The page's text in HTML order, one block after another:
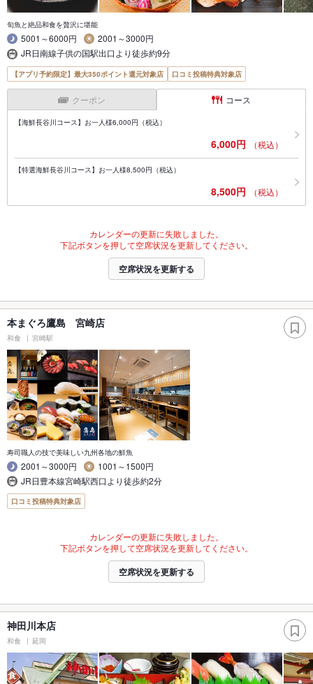
旬魚と絶品和食を贅沢に堪能
5001～6000円
2001～3000円
JR日南線子供の国駅出口より徒歩約9分
【アプリ予約限定】最大350ポイント還元対象店 口コミ投稿特典対象店
クーポン コース
【海鮮長谷川コース】お一人様6,000円（税込）
6,000円 （税込）
【特選海鮮長谷川コース】お一人様8,500円（税込）
8,500円 （税込）
カレンダーの更新に失敗しました。
下記ボタンを押して空席状況を更新してください。
空席状況を更新する
本まぐろ鷹島 宮崎店
和食 宮崎駅
寿司職人の技で美味しい九州各地の鮮魚
2001～3000円
1001～1500円
JR日豊本線宮崎駅西口より徒歩約2分
口コミ投稿特典対象店
カレンダーの更新に失敗しました。
下記ボタンを押して空席状況を更新してください。
空席状況を更新する
神田川本店
和食 延岡